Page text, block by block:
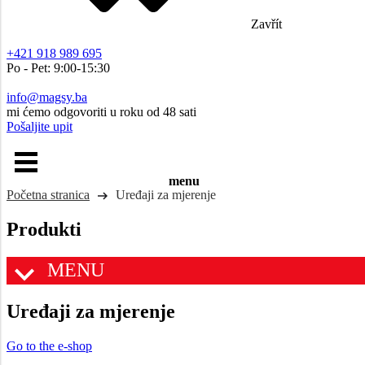
Zavřít
+421 918 989 695
Po - Pet: 9:00-15:30
info@magsy.ba
mi ćemo odgovoriti u roku od 48 sati
Pošaljite upit
menu
Početna stranica
Uređaji za mjerenje
Produkti
MENU
Uređaji za mjerenje
Go to the e-shop